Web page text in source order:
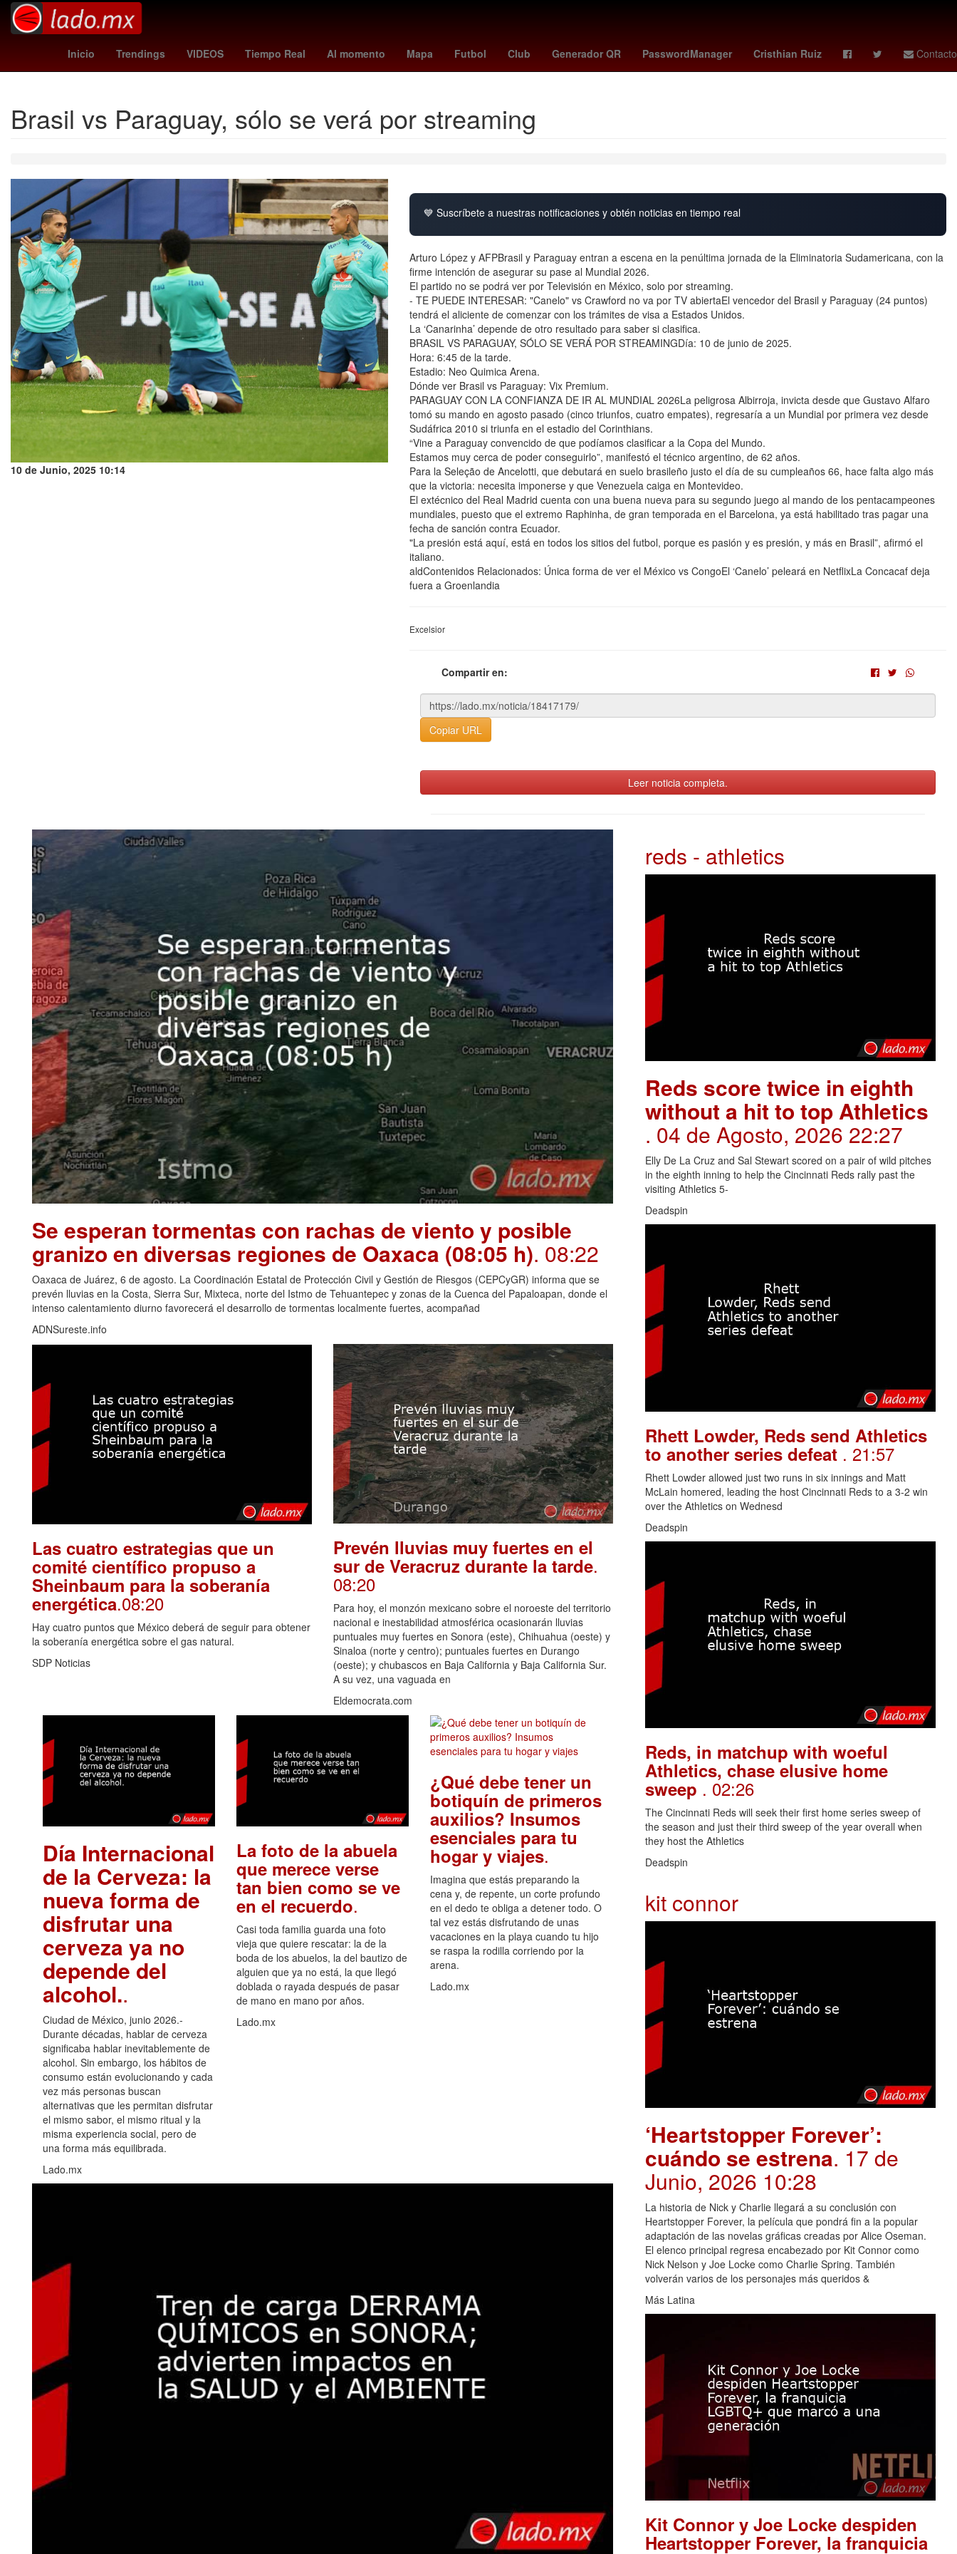
Inicio Trendings VIDEOS Tiempo Real Al momento Mapa Futbol Club Generador QR PasswordManager Cristhian Ruiz Contacto
yoane wissa congo fc tipo de cambio hoy Play-off 6 de agosto marvel tokon Morena austin fc Antonela Roccuzzo vinicius jr
Brasil vs Paraguay, sólo se verá por streaming
10 de Junio, 2025 10:14
💙 Suscríbete a nuestras notificaciones y obtén noticias en tiempo real
Arturo López y AFPBrasil y Paraguay entran a escena en la penúltima jornada de la Eliminatoria Sudamericana, con la
firme intención de asegurar su pase al Mundial 2026.
El partido no se podrá ver por Televisión en México, solo por streaming.
- TE PUEDE INTERESAR: "Canelo" vs Crawford no va por TV abiertaEl vencedor del Brasil y Paraguay (24 puntos)
tendrá el aliciente de comenzar con los trámites de visa a Estados Unidos.
La ‘Canarinha’ depende de otro resultado para saber si clasifica.
BRASIL VS PARAGUAY, SÓLO SE VERÁ POR STREAMINGDía: 10 de junio de 2025.
Hora: 6:45 de la tarde.
Estadio: Neo Quimica Arena.
Dónde ver Brasil vs Paraguay: Vix Premium.
PARAGUAY CON LA CONFIANZA DE IR AL MUNDIAL 2026La peligrosa Albirroja, invicta desde que Gustavo Alfaro
tomó su mando en agosto pasado (cinco triunfos, cuatro empates), regresaría a un Mundial por primera vez desde
Sudáfrica 2010 si triunfa en el estadio del Corinthians.
“Vine a Paraguay convencido de que podíamos clasificar a la Copa del Mundo.
Estamos muy cerca de poder conseguirlo”, manifestó el técnico argentino, de 62 años.
Para la Seleção de Ancelotti, que debutará en suelo brasileño justo el día de su cumpleaños 66, hace falta algo más
que la victoria: necesita imponerse y que Venezuela caiga en Montevideo.
El extécnico del Real Madrid cuenta con una buena nueva para su segundo juego al mando de los pentacampeones
mundiales, puesto que el extremo Raphinha, de gran temporada en el Barcelona, ya está habilitado tras pagar una
fecha de sanción contra Ecuador.
"La presión está aquí, está en todos los sitios del futbol, porque es pasión y es presión, y más en Brasil”, afirmó el
italiano.
aldContenidos Relacionados: Única forma de ver el México vs CongoEl ‘Canelo’ peleará en NetflixLa Concacaf deja
fuera a Groenlandia
Excelsior
Compartir en:
Copiar URL
Leer noticia completa.
Se esperan tormentas con rachas de viento y posible
granizo en diversas regiones de Oaxaca (08:05 h). 08:22
Oaxaca de Juárez, 6 de agosto. La Coordinación Estatal de Protección Civil y Gestión de Riesgos (CEPCyGR) informa que se
prevén lluvias en la Costa, Sierra Sur, Mixteca, norte del Istmo de Tehuantepec y zonas de la Cuenca del Papaloapan, donde el
intenso calentamiento diurno favorecerá el desarrollo de tormentas localmente fuertes, acompañad
ADNSureste.info
Las cuatro estrategias que un
comité científico propuso a
Sheinbaum para la soberanía
energética.08:20
Hay cuatro puntos que México deberá de seguir para obtener
la soberanía energética sobre el gas natural.
SDP Noticias
Prevén lluvias muy fuertes en el
sur de Veracruz durante la tarde.
08:20
Para hoy, el monzón mexicano sobre el noroeste del territorio
nacional e inestabilidad atmosférica ocasionarán lluvias
puntuales muy fuertes en Sonora (este), Chihuahua (oeste) y
Sinaloa (norte y centro); puntuales fuertes en Durango
(oeste); y chubascos en Baja California y Baja California Sur.
A su vez, una vaguada en
Eldemocrata.com
Día Internacional
de la Cerveza: la
nueva forma de
disfrutar una
cerveza ya no
depende del
alcohol..
Ciudad de México, junio 2026.-
Durante décadas, hablar de cerveza
significaba hablar inevitablemente de
alcohol. Sin embargo, los hábitos de
consumo están evolucionando y cada
vez más personas buscan
alternativas que les permitan disfrutar
el mismo sabor, el mismo ritual y la
misma experiencia social, pero de
una forma más equilibrada.
Lado.mx
La foto de la abuela
que merece verse
tan bien como se ve
en el recuerdo.
Casi toda familia guarda una foto
vieja que quiere rescatar: la de la
boda de los abuelos, la del bautizo de
alguien que ya no está, la que llegó
doblada o rayada después de pasar
de mano en mano por años.
Lado.mx
¿Qué debe tener un
botiquín de primeros
auxilios? Insumos
esenciales para tu
hogar y viajes.
Imagina que estás preparando la
cena y, de repente, un corte profundo
en el dedo te obliga a detener todo. O
tal vez estás disfrutando de unas
vacaciones en la playa cuando tu hijo
se raspa la rodilla corriendo por la
arena.
Lado.mx
reds - athletics
Reds score twice in eighth
without a hit to top Athletics
. 04 de Agosto, 2026 22:27
Elly De La Cruz and Sal Stewart scored on a pair of wild pitches
in the eighth inning to help the Cincinnati Reds rally past the
visiting Athletics 5-
Deadspin
Rhett Lowder, Reds send Athletics
to another series defeat . 21:57
Rhett Lowder allowed just two runs in six innings and Matt
McLain homered, leading the host Cincinnati Reds to a 3-2 win
over the Athletics on Wednesd
Deadspin
Reds, in matchup with woeful
Athletics, chase elusive home
sweep . 02:26
The Cincinnati Reds will seek their first home series sweep of
the season and just their third sweep of the year overall when
they host the Athletics
Deadspin
kit connor
‘Heartstopper Forever’:
cuándo se estrena. 17 de
Junio, 2026 10:28
La historia de Nick y Charlie llegará a su conclusión con
Heartstopper Forever, la película que pondrá fin a la popular
adaptación de las novelas gráficas creadas por Alice Oseman.
El elenco principal regresa encabezado por Kit Connor como
Nick Nelson y Joe Locke como Charlie Spring. También
volverán varios de los personajes más queridos &
Más Latina
Kit Connor y Joe Locke despiden
Heartstopper Forever, la franquicia